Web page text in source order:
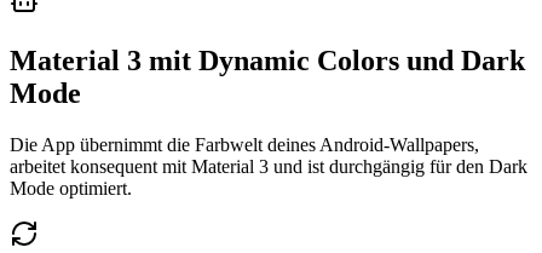
Material 3 mit Dynamic Colors und Dark
Mode
Die App übernimmt die Farbwelt deines Android-Wallpapers,
arbeitet konsequent mit Material 3 und ist durchgängig für den Dark
Mode optimiert.